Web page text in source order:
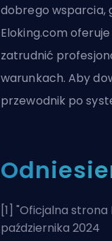
dobrego wsparcia,
Eloking.com oferuje
zatrudnić
warunkach. Aby
przewodnik po
[1] "Oficjalna strona
października 2024